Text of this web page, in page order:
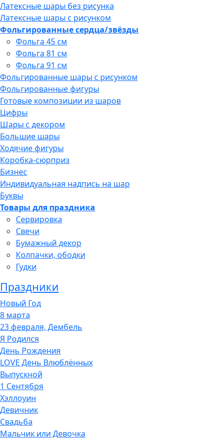
Латексные шары без рисунка
Латексные шары с рисунком
Фольгированные сердца/звёзды
Фольга 45 см
Фольга 81 см
Фольга 91 см
Фольгированные шары с рисунком
Фольгированные фигуры
Готовые композиции из шаров
Цифры
Шары с декором
Большие шары
Ходячие фигуры
Коробка-сюрприз
Бизнес
Индивидуальная надпись на шар
Буквы
Товары для праздника
Сервировка
Свечи
Бумажный декор
Колпачки, ободки
Гудки
Праздники
Новый Год
8 марта
23 февраля, Дембель
Я Родился
День Рождения
LOVE День Влюблённых
Выпускной
1 Сентября
Хэллоуин
Девичник
Свадьба
Мальчик или Девочка